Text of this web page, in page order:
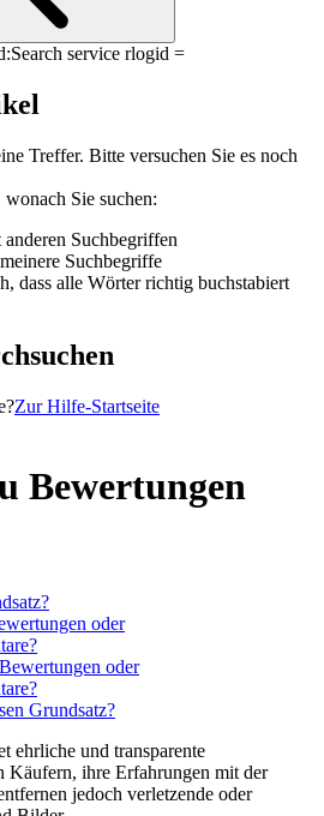
Search service rlogid =
Treffer. Bitte versuchen Sie es noch
Sie suchen:
Suchbegriffen
Suchbegriffe
dass alle Wörter richtig buchstabiert
Zur Hilfe-Startseite
Bewertungen
oder
oder
Grundsatz?
ehrliche und transparente
Käufern, ihre Erfahrungen mit der
jedoch verletzende oder